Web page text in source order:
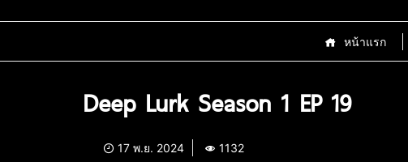
หน้าแรก
Deep Lurk Season 1 EP 19
17 พ.ย. 2024 1132